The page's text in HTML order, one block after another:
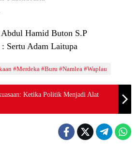
Hamid Buton S.P
Sertu Adam Laitupa
#Merdeka #Buru #Namlea #Waplau
Ketika Politik Menjadi Alat